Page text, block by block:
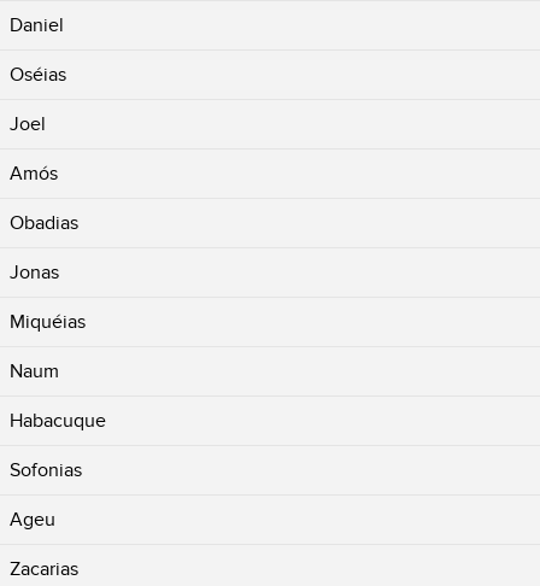
Daniel
Oséias
Joel
Amós
Obadias
Jonas
Miquéias
Naum
Habacuque
Sofonias
Ageu
Zacarias